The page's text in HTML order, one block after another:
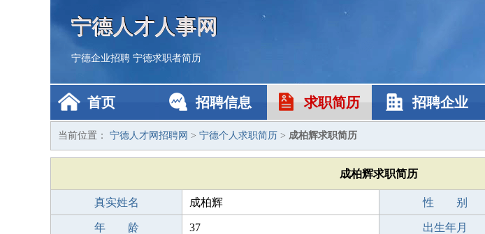
宁德人才人事网
宁德企业招聘 宁德求职者简历
首页 招聘信息 求职简历 招聘企业
当前位置： 宁德人才网招聘网 > 宁德个人求职简历 > 成柏辉求职简历
成柏辉求职简历
真实姓名 成柏辉 性 别
年 龄 37 出生年月